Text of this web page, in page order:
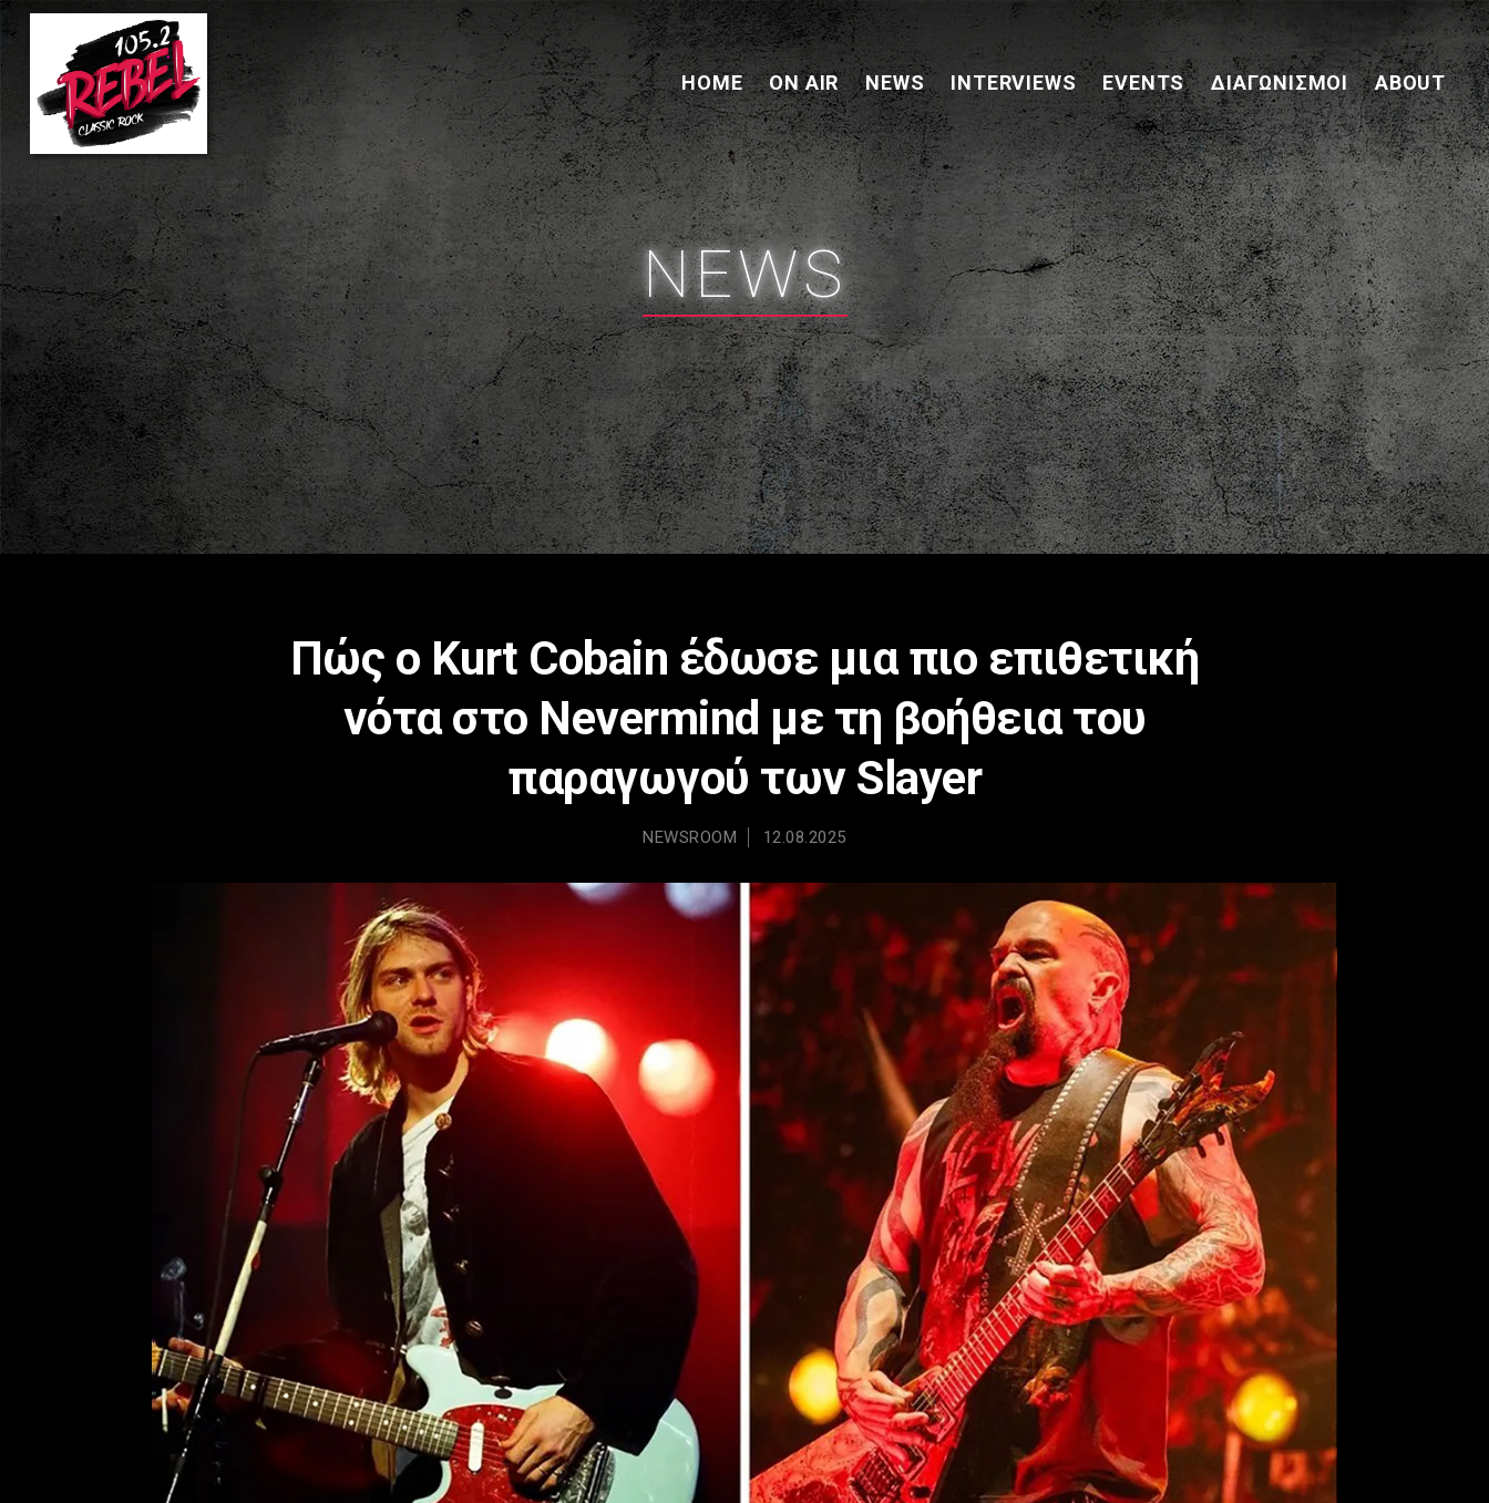
HOME ON AIR NEWS INTERVIEWS EVENTS ΔΙΑΓΩΝΙΣΜΟΊ ABOUT
NEWS
Πώς ο Kurt Cobain έδωσε μια πιο επιθετική
νότα στο Nevermind με τη βοήθεια του
παραγωγού των Slayer
NEWSROOM 12.08.2025